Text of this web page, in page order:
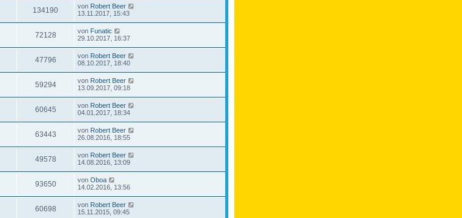
134190 von Robert Beer
13.11.2017, 15:43
72128 von Funatic
29.10.2017, 16:37
47796 von Robert Beer
08.10.2017, 18:40
59294 von Robert Beer
13.09.2017, 09:18
60645 von Robert Beer
04.01.2017, 18:34
63443 von Robert Beer
26.08.2016, 18:55
49578 von Robert Beer
14.08.2016, 13:09
93650 von Oboa
14.02.2016, 13:56
60698 von Robert Beer
15.11.2015, 09:45